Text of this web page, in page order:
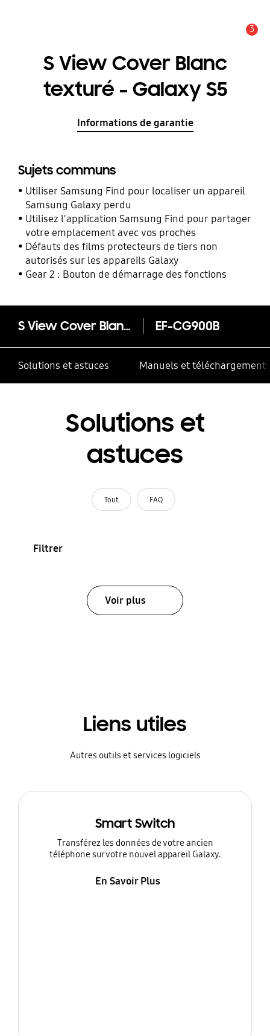
3
S View Cover Blanc
texturé - Galaxy S5
Informations de garantie
Sujets communs
Utiliser Samsung Find pour localiser un appareil
Samsung Galaxy perdu
Utilisez l'application Samsung Find pour partager
votre emplacement avec vos proches
Défauts des films protecteurs de tiers non
autorisés sur les appareils Galaxy
Gear 2 : Bouton de démarrage des fonctions
S View Cover Blanc texturé - Galaxy S5 EF-CG900B
Solutions et astuces Manuels et téléchargements
Solutions et
astuces
Tout FAQ
Filtrer
Voir plus
Liens utiles
Autres outils et services logiciels
Smart Switch
Transférez les données de votre ancien
téléphone sur votre nouvel appareil Galaxy.
En Savoir Plus